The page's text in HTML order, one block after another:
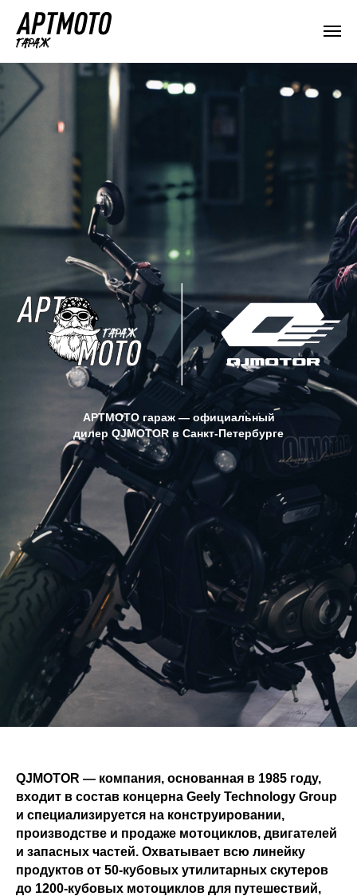
АРТМОТО гараж — официальный
дилер QJMOTOR в Санкт-Петербурге
QJMOTOR — компания, основанная в 1985 году,
входит в состав концерна Geely Technology Group
и специализируется на конструировании,
производстве и продаже мотоциклов, двигателей
и запасных частей. Охватывает всю линейку
продуктов от 50-кубовых утилитарных скутеров
до 1200-кубовых мотоциклов для путешествий,